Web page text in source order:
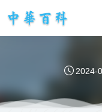
周易占卜 |
2024-